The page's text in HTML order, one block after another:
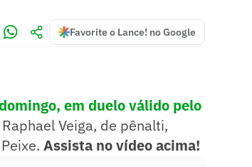
Favorite o Lance! no Google
em duelo válido pelo
Veiga, de pênalti,
Assista no vídeo acima!